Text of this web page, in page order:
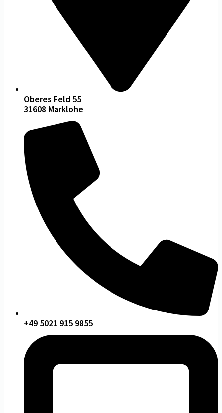
Oberes Feld 55
31608 Marklohe
+49 5021 915 9855